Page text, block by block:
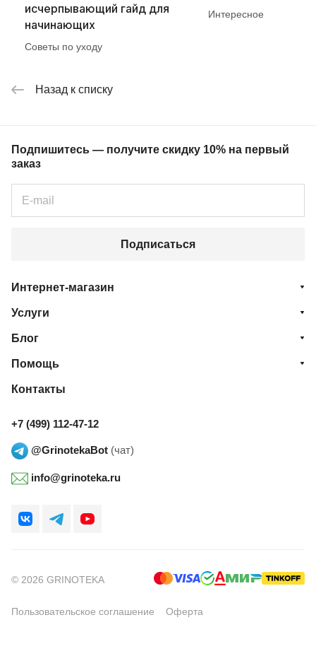
исчерпывающий гайд для
начинающих
Советы по уходу
Интересное
Назад к списку
Подпишитесь — получите скидку 10% на первый
заказ
Подписаться
Интернет-магазин
Услуги
Блог
Помощь
Контакты
+7 (499) 112-47-12
@GrinotekaBot (чат)
info@grinoteka.ru
© 2026 GRINOTEKA
Пользовательское соглашение Оферта